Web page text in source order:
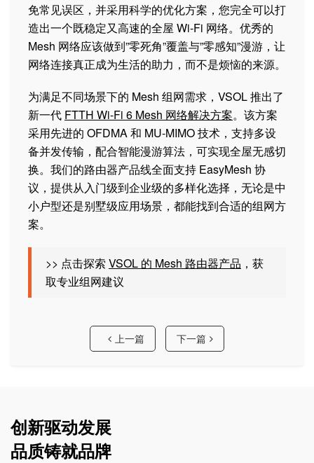
免常见误区，并采用科学的优化方案，您完全可以打
造出一个既稳定又高速的全屋 Wi-Fi 网络。优秀的
Mesh 网络应该做到”零死角”覆盖与”零感知”漫游，让
网络连接真正成为生活的助力，而不是烦恼的来源。
为满足不同场景下的 Mesh 组网需求，VSOL 推出了
新一代 FTTH Wi-Fi 6 Mesh 网络解决方案。该方案
采用先进的 OFDMA 和 MU-MIMO 技术，支持多设
备并发传输，配合智能漫游算法，可实现全屋无感切
换。我们的路由器产品线全面支持 EasyMesh 协
议，提供从入门级到企业级的多样化选择，无论是中
小户型还是别墅级应用场景，都能找到合适的组网方
案。
>> 点击探索 VSOL 的 Mesh 路由器产品 ，获
取专业组网建议
上一篇 下一篇
创新驱动发展
品质铸就品牌